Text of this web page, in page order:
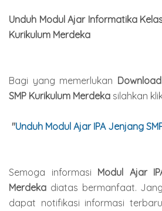
Unduh Modul Ajar Informatika
Kurikulum Merdeka
Bagi yang memerlukan
SMP Kurikulum Merdeka silahkan
"Unduh Modul Ajar IPA Jenjang
Semoga informasi Modul Ajar
Merdeka diatas bermanfaat.
dapat notifikasi informasi